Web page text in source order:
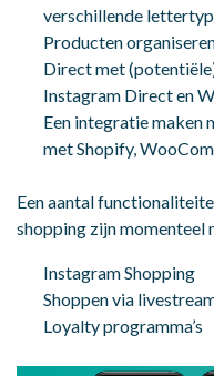
verschillende
Producten
Direct met
Instagram Direct en
Een integratie maken
met Shopify,
Een aantal
shopping zijn momenteel
Instagram Shopping
Shoppen via
Loyalty programma’s